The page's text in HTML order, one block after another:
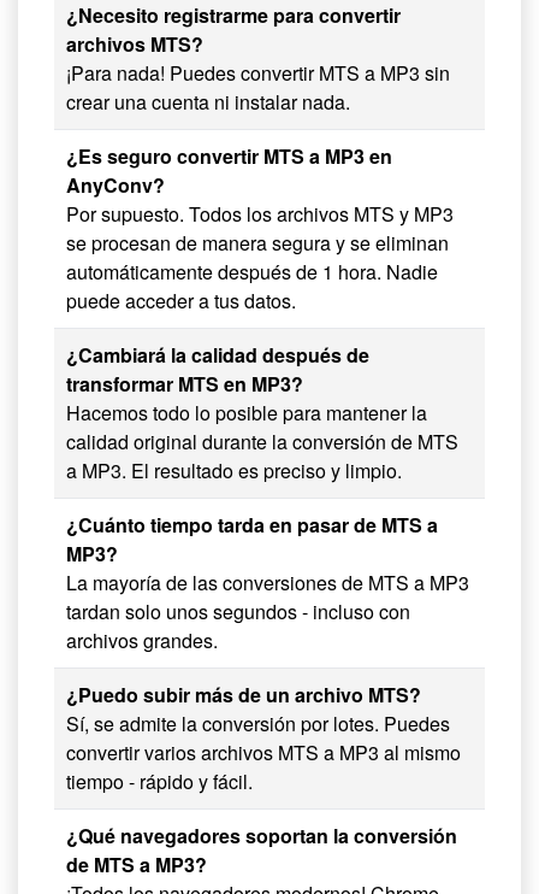
¿Necesito registrarme para convertir
archivos MTS?
¡Para nada! Puedes convertir MTS a MP3 sin
crear una cuenta ni instalar nada.
¿Es seguro convertir MTS a MP3 en
AnyConv?
Por supuesto. Todos los archivos MTS y MP3
se procesan de manera segura y se eliminan
automáticamente después de 1 hora. Nadie
puede acceder a tus datos.
¿Cambiará la calidad después de
transformar MTS en MP3?
Hacemos todo lo posible para mantener la
calidad original durante la conversión de MTS
a MP3. El resultado es preciso y limpio.
¿Cuánto tiempo tarda en pasar de MTS a
MP3?
La mayoría de las conversiones de MTS a MP3
tardan solo unos segundos - incluso con
archivos grandes.
¿Puedo subir más de un archivo MTS?
Sí, se admite la conversión por lotes. Puedes
convertir varios archivos MTS a MP3 al mismo
tiempo - rápido y fácil.
¿Qué navegadores soportan la conversión
de MTS a MP3?